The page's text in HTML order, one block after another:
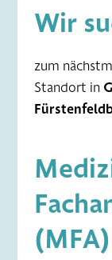
Wir
zum
Standort in